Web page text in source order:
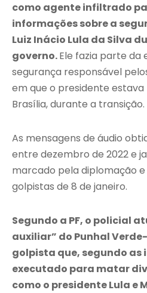
como agente infiltrado
informações sobre a
Luiz Inácio Lula da Silva
governo.Ele fazia parte da
segurança responsável
em que o presidente estava
Brasília, durante a transição.
As mensagens de áudio
entre dezembro de 2022 e
marcado pela diplomação e
golpistas de 8 de janeiro.
Segundo a PF, o policial
auxiliar” do Punhal
golpista que, segundo as
executado para matar
como o presidente Lula e